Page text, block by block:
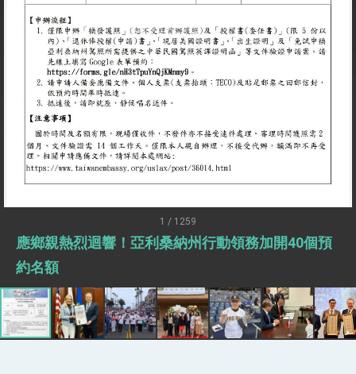
外交部長林佳龍於《外交事務》撰文指出：自由
外交部長林佳龍出席《台灣光華雜誌》50週年慶
「見證蛻變，分享世界的光華」開幕式，期許數
位轉 型迎向下個50年
總統主持「台美經濟繁榮夥伴對話」記者會 說
明臺美合作三大戰略方向 盼與民主夥伴共同引
領 下一個世代的繁榮
外交部長林佳龍接受印尼「時代雜誌」專訪，闡
作
外交部長林佳龍午宴歡迎美國聯邦參議員蓋耶哥
訪問團
外交部長林佳龍接見美國智庫「德國馬歇爾基金
成「臺美對等貿易協定」簽署
卓揆：臺美關稅談判階段性結果有助臺灣取得有
利戰略地位 全力支持「臺美對等貿易協定」簽署
外交部長林佳龍主持第35次「參與亞太經濟合作
策略小組」跨部會會議
民調顯示多數國人滿意政府外交表現，高度支持
「總合外交」與台歐美日關係深化
1 / 1259
應鄉親熱烈迴響！亞利桑納州行動領務加開40個預
約名額